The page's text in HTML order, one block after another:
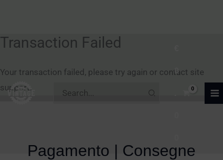
Vai
contenuto
per:
0
Transaction Failed
Your transaction failed, please try again or contact site
support.
Pagamento | Consegne